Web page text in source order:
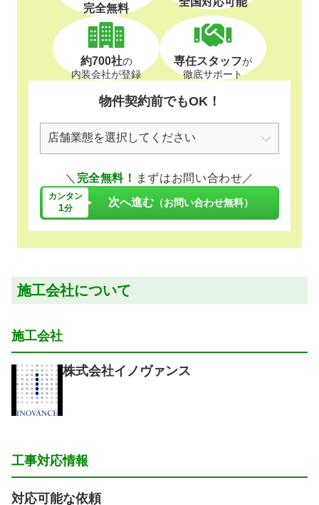
完全無料
約700社の
内装会社が登録
専任スタッフが
徹底サポート
物件契約前でもOK！
＼ 完全無料！ まずはお問い合わせ／
カンタン
1分 次へ進む （お問い合わせ無料）
施工会社について
施工会社
株式会社イノヴァンス
工事対応情報
対応可能な依頼